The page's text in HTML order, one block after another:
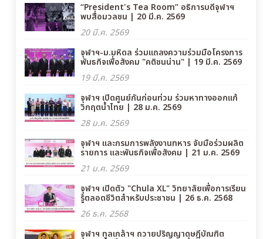
“President's Tea Room” อธิการบดีจุฬาฯ
พบสื่อมวลชน | 20 มี.ค. 2569
20 มี.ค. 2569
จุฬาฯ-ม.มหิดล ร่วมแถลงความร่วมมือโครงการ
พันธกิจเพื่อสังคม "คติชนน่าน" | 19 มี.ค. 2569
19 มี.ค. 2569
จุฬาฯ เปิดศูนย์กันก่อนท่วม ร่วมหาทางออกแก้
วิกฤตน้ำไทย | 28 ม.ค. 2569
28 ม.ค. 2569
จุฬาฯ และกรมการพลังงานทหาร จับมือร่วมผลิต
รายการ และพันธกิจเพื่อสังคม | 21 ม.ค. 2569
21 ม.ค. 2569
จุฬาฯ เปิดตัว "Chula XL" วิทยาลัยเพื่อการเรียน
รู้ตลอดชีวิตสำหรับประชาชน | 26 ธ.ค. 2568
26 ธ.ค. 2568
จุฬาฯ ทูลเกล้าฯ ถวายปริญญาดุษฎีบัณฑิต